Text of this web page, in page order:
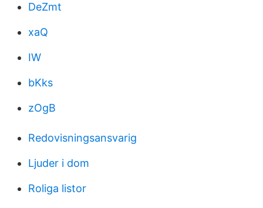
DeZmt
xaQ
IW
bKks
zOgB
Redovisningsansvarig
Ljuder i dom
Roliga listor